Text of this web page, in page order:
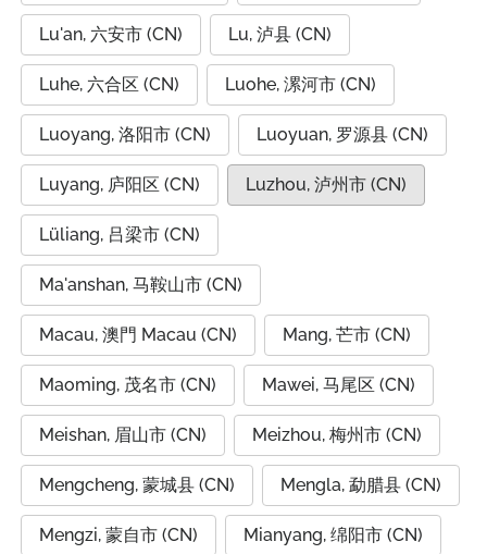
Lu'an, 六安市 (CN) Lu, 泸县 (CN)
Luhe, 六合区 (CN) Luohe, 漯河市 (CN)
Luoyang, 洛阳市 (CN) Luoyuan, 罗源县 (CN)
Luyang, 庐阳区 (CN) Luzhou, 泸州市 (CN)
Lüliang, 吕梁市 (CN)
Ma'anshan, 马鞍山市 (CN)
Macau, 澳門 Macau (CN) Mang, 芒市 (CN)
Maoming, 茂名市 (CN) Mawei, 马尾区 (CN)
Meishan, 眉山市 (CN) Meizhou, 梅州市 (CN)
Mengcheng, 蒙城县 (CN) Mengla, 勐腊县 (CN)
Mengzi, 蒙自市 (CN) Mianyang, 绵阳市 (CN)